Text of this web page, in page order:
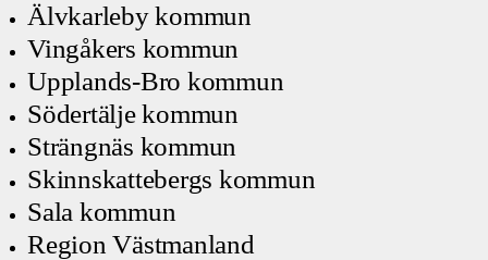
Älvkarleby kommun
Vingåkers kommun
Upplands-Bro kommun
Södertälje kommun
Strängnäs kommun
Skinnskattebergs kommun
Sala kommun
Region Västmanland